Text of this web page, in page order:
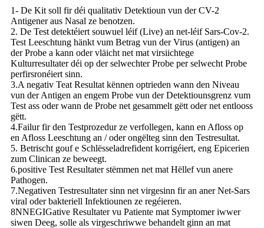
1- De Kit soll fir déi qualitativ Detektioun vun der CV-2
Antigener aus Nasal ze benotzen.
2. De Test detektéiert souwuel léif (Live) an net-léif Sars-Cov-2.
Test Leeschtung hänkt vum Betrag vun der Virus (antigen) an
der Probe a kann oder vläicht net mat virsiichtege
Kulturresultater déi op der selwechter Probe per selwecht Probe
perfirsronéiert sinn.
3.A negativ Teat Resultat kënnen optrieden wann den Niveau
vun der Antigen an engem Probe vun der Detektiounsgrenz vum
Test ass oder wann de Probe net gesammelt gëtt oder net entlooss
gëtt.
4.Failur fir den Testprozedur ze verfollegen, kann en Afloss op
en Afloss Leeschtung an / oder ongëlteg sinn den Testresultat.
5. Betrischt gouf e Schlësseladrefident korrigéiert, eng Epicerien
zum Clinican ze beweegt.
6.positive Test Resultater stëmmen net mat Hëllef vun anere
Pathogen.
7.Negativen Testresultater sinn net virgesinn fir an aner Net-Sars
viral oder bakteriell Infektiounen ze regéieren.
8NNEGIGative Resultater vu Patiente mat Symptomer iwwer
siwen Deeg, solle als virgeschriwwe behandelt ginn an mat